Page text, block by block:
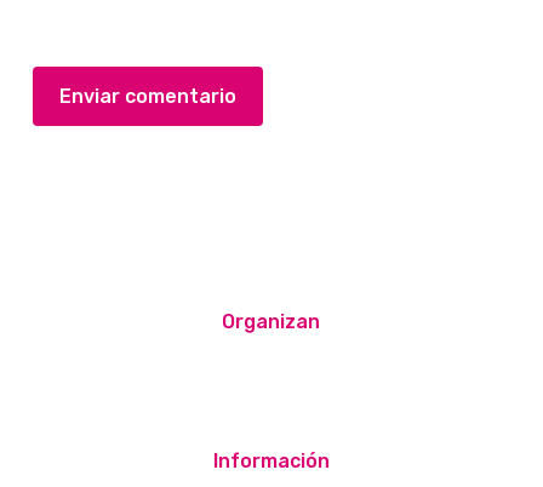
Organizan
Información